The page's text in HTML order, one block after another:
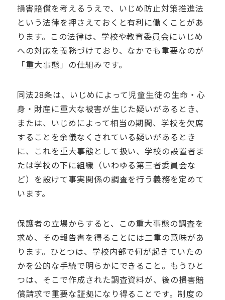
損害賠償を考えるうえで、いじめ防止対策推進法
という法律を押さえておくと有利に働くことがあ
ります。この法律は、学校や教育委員会にいじめ
への対応を義務づけており、なかでも重要なのが
「重大事態」の仕組みです。
同法28条は、いじめによって児童生徒の生命・心
身・財産に重大な被害が生じた疑いがあるとき、
または、いじめによって相当の期間、学校を欠席
することを余儀なくされている疑いがあるとき
に、これを重大事態として扱い、学校の設置者ま
たは学校の下に組織（いわゆる第三者委員会な
ど）を設けて事実関係の調査を行う義務を定めて
います。
保護者の立場からすると、この重大事態の調査を
求め、その報告書を得ることには二重の意味があ
ります。ひとつは、学校内部で何が起きていたの
かを公的な手続で明らかにできること。もうひと
つは、そこで作成された調査資料が、後の損害賠
償請求で重要な証拠になり得ることです。制度の